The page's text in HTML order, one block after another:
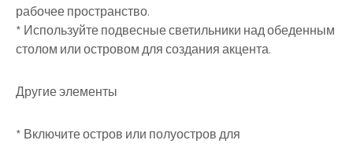
рабочее пространство.
* Используйте подвесные светильники над обеденным
столом или островом для создания акцента.
Другие элементы
* Включите остров или полуостров для